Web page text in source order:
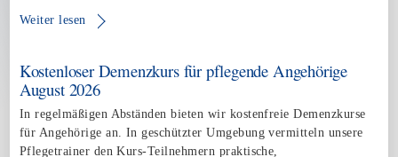
Weiter lesen
Kostenloser Demenzkurs für pflegende Angehörige
August 2026
In regelmäßigen Abständen bieten wir kostenfreie Demenzkurse
für Angehörige an. In geschützter Umgebung vermitteln unsere
Pflegetrainer den Kurs-Teilnehmern praktische,